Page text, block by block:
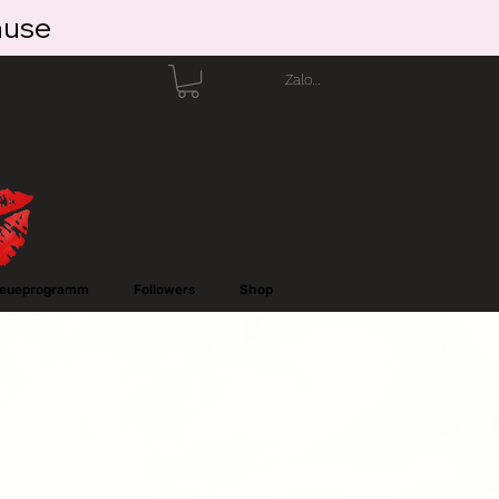
Zaloguj się
Followers Shop